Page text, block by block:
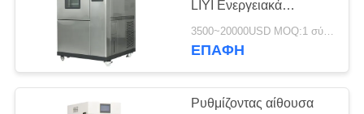
ΈΝΑ
ΑΠΌΣΠΑΣΜΑ
SITEMAP
LIYI Ενεργειακά
αποδοτική ψύξη
ΕΠΑΦΉ
Ρυθμίζοντας αίθουσα